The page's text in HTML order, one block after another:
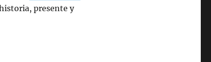
presente y